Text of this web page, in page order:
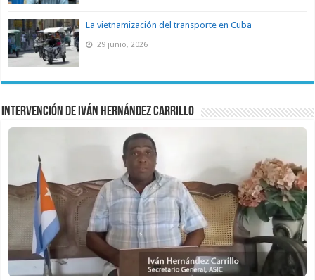
La vietnamización del transporte en Cuba
29 junio, 2026
Intervención de Iván Hernández Carrillo